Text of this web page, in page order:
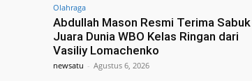
Olahraga
Abdullah Mason Resmi Terima Sabuk
Juara Dunia WBO Kelas Ringan dari
Vasiliy Lomachenko
newsatu - Agustus 6, 2026